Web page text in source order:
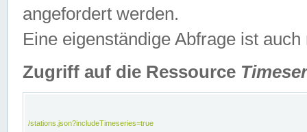
angefordert werden.
Eine eigenständige Abfrage ist auch
Zugriff auf die Ressource
/stations.json?includeTimeseries=true